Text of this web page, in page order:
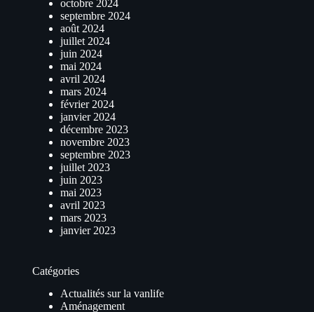
octobre 2024
septembre 2024
août 2024
juillet 2024
juin 2024
mai 2024
avril 2024
mars 2024
février 2024
janvier 2024
décembre 2023
novembre 2023
septembre 2023
juillet 2023
juin 2023
mai 2023
avril 2023
mars 2023
janvier 2023
Catégories
Actualités sur la vanlife
Aménagement